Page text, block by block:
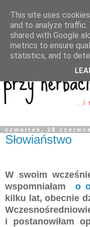
czwartek, 28
Słowiaństwo
W swoim
wspomniałam o
kilku lat, obecnie
i postanowiłam
This site uses
and to analyze traffic.
shared with Google
metrics to ensure
statistics, and to